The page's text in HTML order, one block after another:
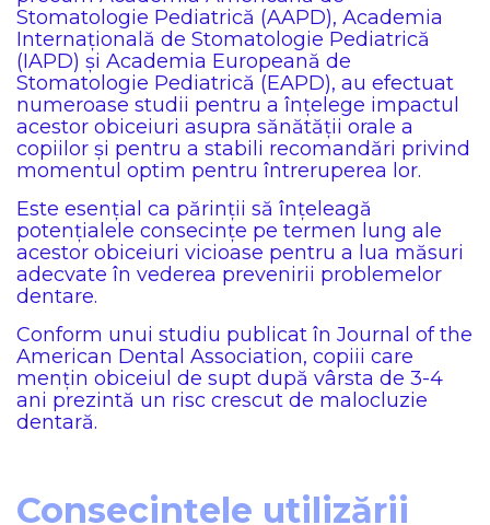
Stomatologie Pediatrică (AAPD), Academia
Internațională de Stomatologie Pediatrică
(IAPD) și Academia Europeană de
Stomatologie Pediatrică (EAPD), au efectuat
numeroase studii pentru a înțelege impactul
acestor obiceiuri asupra sănătății orale a
copiilor și pentru a stabili recomandări privind
momentul optim pentru întreruperea lor.
Este esențial ca părinții să înțeleagă
potențialele consecințe pe termen lung ale
acestor obiceiuri vicioase pentru a lua măsuri
adecvate în vederea prevenirii problemelor
dentare.
Conform unui studiu publicat în Journal of the
American Dental Association, copiii care
mențin obiceiul de supt după vârsta de 3-4
ani prezintă un risc crescut de malocluzie
dentară.
Consecințele utilizării